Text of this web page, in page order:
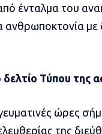
ένταλμα του
ανθρωποκτονία με
δελτίο Τύπου της
ώρες
της